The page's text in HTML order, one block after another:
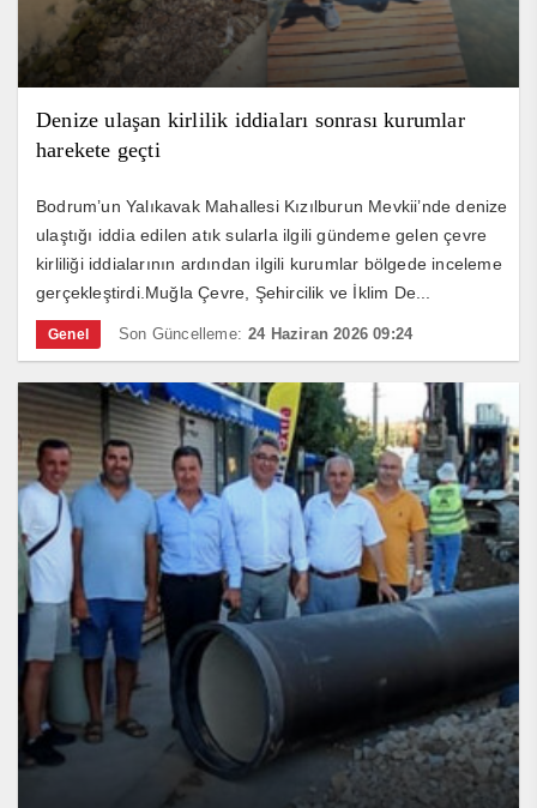
Denize ulaşan kirlilik iddiaları sonrası kurumlar
harekete geçti
Bodrum’un Yalıkavak Mahallesi Kızılburun Mevkii’nde denize
ulaştığı iddia edilen atık sularla ilgili gündeme gelen çevre
kirliliği iddialarının ardından ilgili kurumlar bölgede inceleme
gerçekleştirdi.Muğla Çevre, Şehircilik ve İklim De...
Genel Son Güncelleme: 24 Haziran 2026 09:24